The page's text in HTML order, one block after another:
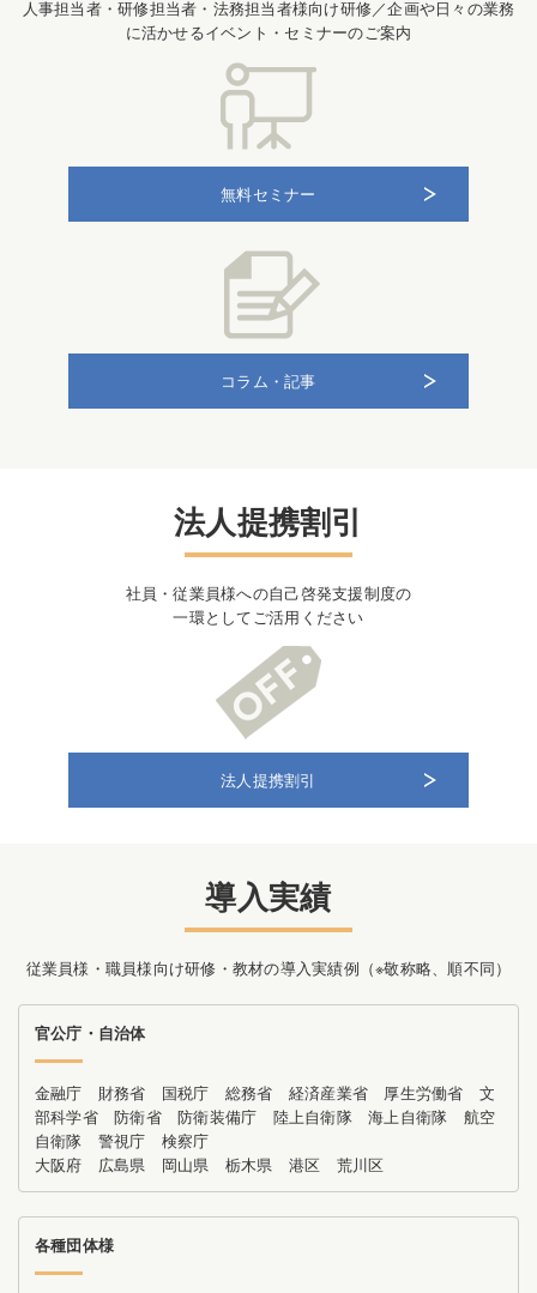
人事担当者・研修担当者・法務担当者様向け研修／企画や日々の業務
に活かせるイベント・セミナーのご案内
無料セミナー
コラム・記事
法人提携割引
社員・従業員様への自己啓発支援制度の
一環としてご活用ください
法人提携割引
導入実績
従業員様・職員様向け研修・教材の導入実績例（※敬称略、順不同）
官公庁・自治体
金融庁 財務省 国税庁 総務省 経済産業省 厚生労働省 文
部科学省 防衛省 防衛装備庁 陸上自衛隊 海上自衛隊 航空
自衛隊 警視庁 検察庁
大阪府 広島県 岡山県 栃木県 港区 荒川区
各種団体様